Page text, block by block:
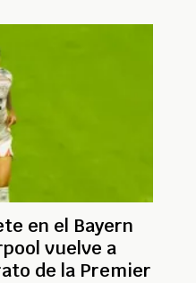
en el Bayern
vuelve a
de la Premier